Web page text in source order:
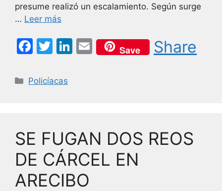
presume realizó un escalamiento. Según surge
… Leer más
F
c
o
k
T
itt
Li E
m
Save Share
Categorías
Policíacas
SE FUGAN DOS REOS
DE CÁRCEL EN
ARECIBO